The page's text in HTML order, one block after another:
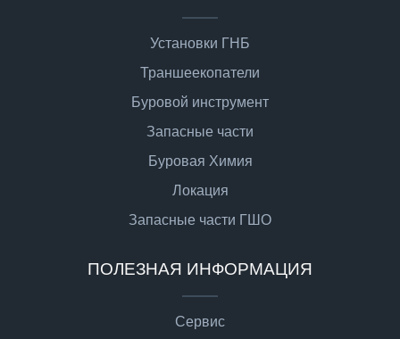
Установки ГНБ
Траншеекопатели
Буровой инструмент
Запасные части
Буровая Химия
Локация
Запасные части ГШО
ПОЛЕЗНАЯ ИНФОРМАЦИЯ
Сервис